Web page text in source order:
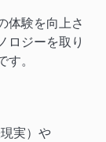
体験を向上さ
ロジーを取り
。
実）や